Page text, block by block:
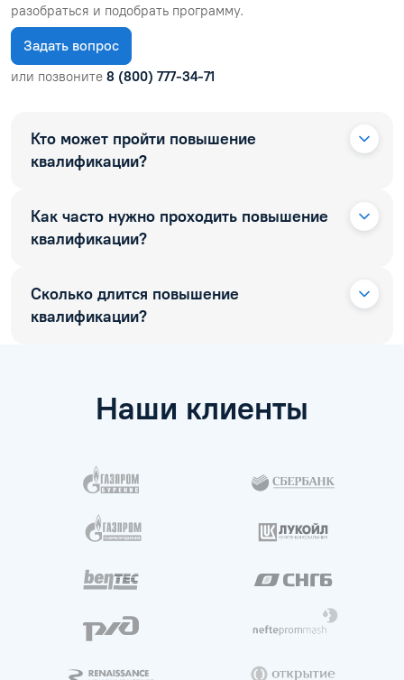
разобраться и подобрать программу.
Задать вопрос
или позвоните 8 (800) 777-34-71
Кто может пройти повышение
квалификации?
Как часто нужно проходить повышение
квалификации?
Сколько длится повышение
квалификации?
Наши клиенты